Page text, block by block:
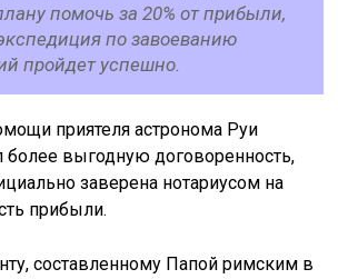
помочь за 20% от прибыли,
по завоеванию
пройдет успешно.
приятеля астронома Руи
выгодную договоренность,
заверена нотариусом на
прибыли.
составленному Папой римским в